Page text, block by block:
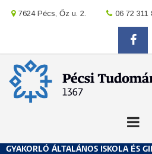
location
7624 Pécs, Őz u. 2. location
06 72 311
GYAKORLÓ ÁLTALÁNOS ISKOLA ÉS